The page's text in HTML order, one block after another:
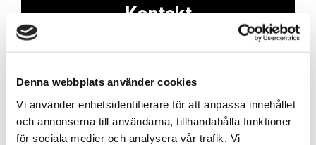
Denna webbplats använder cookies
Vi använder enhetsidentifierare för att anpassa innehållet
och annonserna till användarna, tillhandahålla funktioner
för sociala medier och analysera vår trafik. Vi
Kontakt
Har du frågor eller behöver hjälp?
16:30